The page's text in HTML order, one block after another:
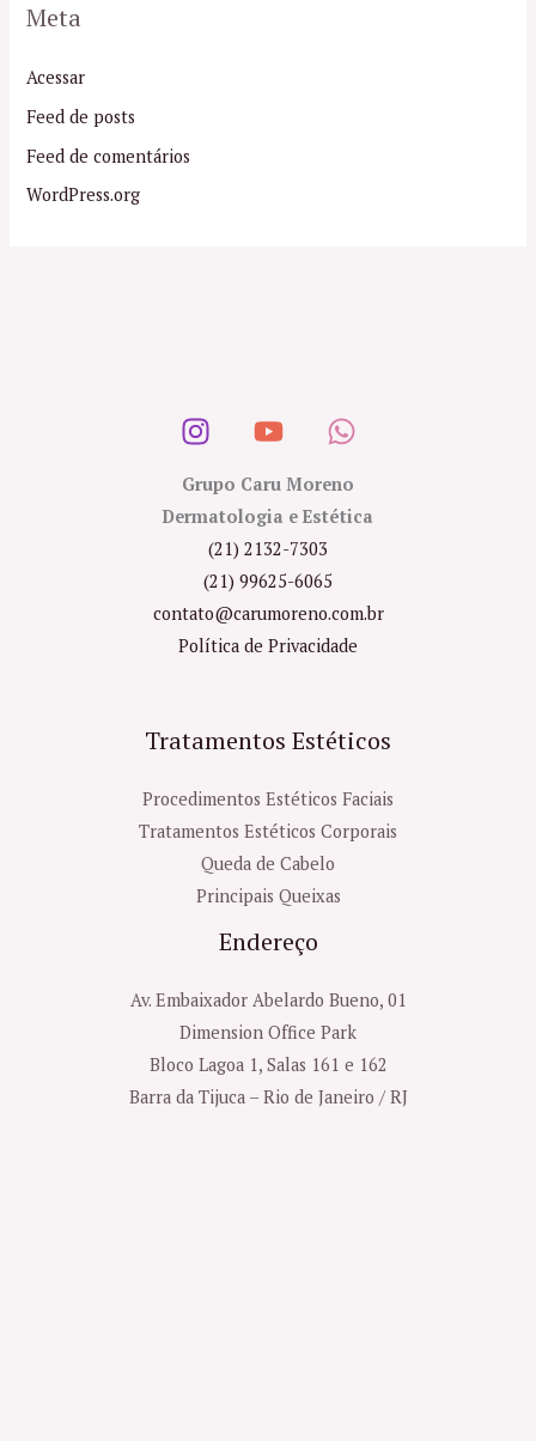
Meta
Acessar
Feed de posts
Feed de comentários
WordPress.org
Grupo Caru Moreno
Dermatologia e Estética
(21) 2132-7303
(21) 99625-6065
contato@carumoreno.com.br
Política de Privacidade
Tratamentos Estéticos
Procedimentos Estéticos Faciais
Tratamentos Estéticos Corporais
Queda de Cabelo
Principais Queixas
Endereço
Av. Embaixador Abelardo Bueno, 01
Dimension Office Park
Bloco Lagoa 1, Salas 161 e 162
Barra da Tijuca – Rio de Janeiro / RJ